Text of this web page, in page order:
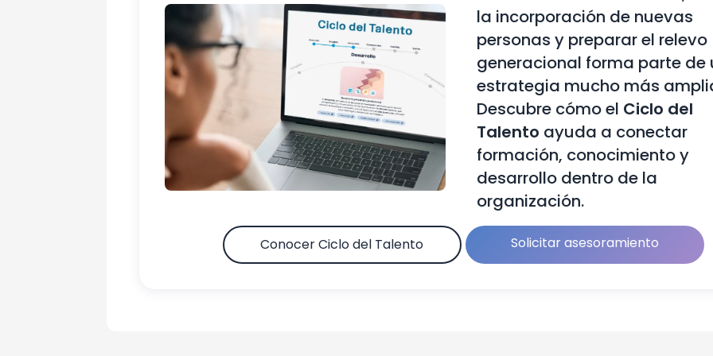
la incorporación de nuevas
personas y preparar el relevo
generacional forma parte de
estrategia mucho más
Descubre cómo el Ciclo del
Talento ayuda a conectar
formación, conocimiento y
desarrollo dentro de la
organización.
Conocer Ciclo del Talento Solicitar asesoramiento